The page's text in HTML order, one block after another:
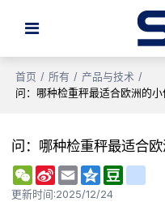
首页 / 所有 / 产品与技术 /
问：哪种检重秤最适合欧洲的小
问：哪种检重秤最适合欧
WeChat
Sina
Weibo
Email Qzone
更新时间:2025/12/24